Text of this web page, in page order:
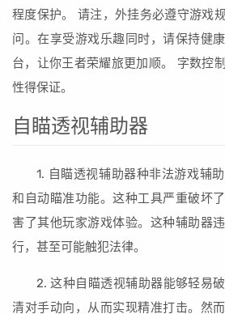
程度保护。 请注，外挂务必遵守游戏
问。在享受游戏乐趣同时，请保持健
台，让你王者荣耀旅更加顺。 字数控
性得保证。
自瞄透视辅助器
1. 自瞄透视辅助器种非法游戏辅
和自动瞄准功能。这种工具严重破坏
害了其他玩家游戏体验。这种辅助器
行，甚至可能触犯法律。
2. 这种自瞄透视辅助器能够轻易
清对手动向，从而实现精准打击。然